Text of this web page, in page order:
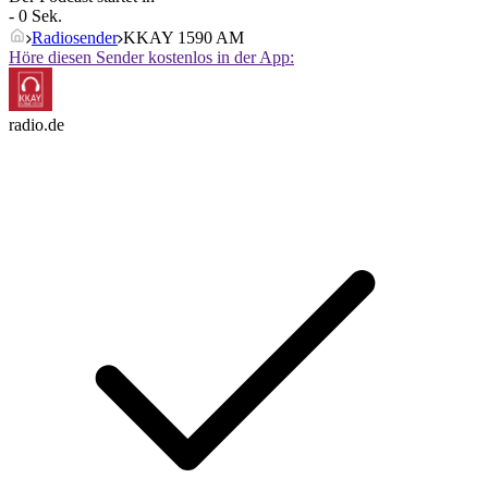
- 0 Sek.
Radiosender KKAY 1590 AM
Höre diesen Sender kostenlos in der App:
radio.de